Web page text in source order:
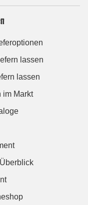
lassen
lassen
im Markt